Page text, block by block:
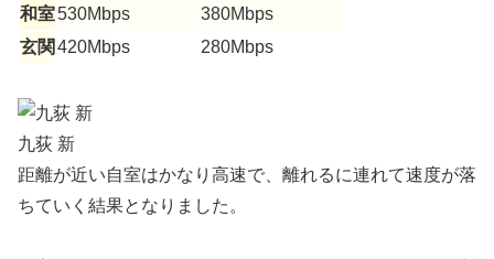
和室530Mbps
380Mbps
玄関 420Mbps 280Mbps
九荻 新
距離が近い自室はかなり高速で、離れるに連れて速度が落
ちていく結果となりました。